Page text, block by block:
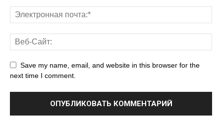
Save my name, email, and website in this browser for the
next time I comment.